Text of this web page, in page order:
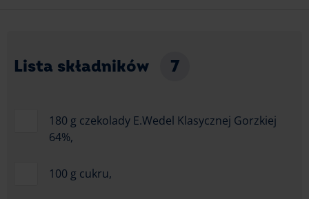
Lista składników 7
180 g czekolady E.Wedel Klasycznej Gorzkiej
64%,
100 g cukru,